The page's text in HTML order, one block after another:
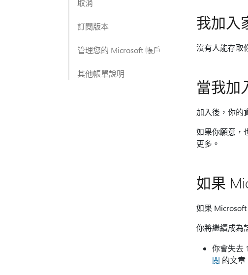
取消
訂閱版本
管理您的 Microsoft 帳戶
其他帳單說明
我加入
沒有人能存取
當我加
加入後，你的
如果你願意，
更多。
如果
如果
你將繼續成為
你會失去
閱 的文章